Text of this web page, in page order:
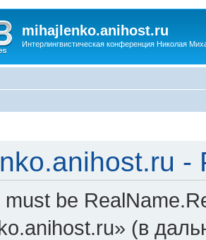
mihajlenko.anihost.ru
Интерлингвистическая конференция Николая
-
must be
(в